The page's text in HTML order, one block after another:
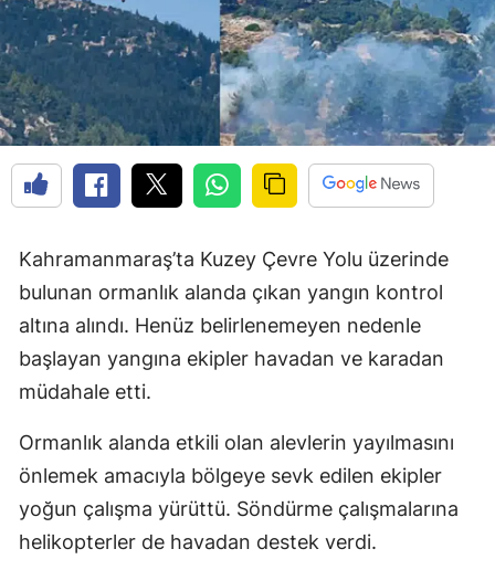
Kahramanmaraş’ta Kuzey Çevre Yolu üzerinde
bulunan ormanlık alanda çıkan yangın kontrol
altına alındı. Henüz belirlenemeyen nedenle
başlayan yangına ekipler havadan ve karadan
müdahale etti.
Ormanlık alanda etkili olan alevlerin yayılmasını
önlemek amacıyla bölgeye sevk edilen ekipler
yoğun çalışma yürüttü. Söndürme çalışmalarına
helikopterler de havadan destek verdi.